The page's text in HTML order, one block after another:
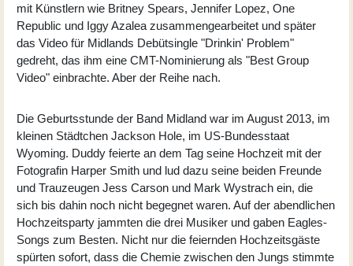
mit Künstlern wie Britney Spears, Jennifer Lopez, One
Republic und Iggy Azalea zusammengearbeitet und später
das Video für Midlands Debütsingle "Drinkin' Problem"
gedreht, das ihm eine CMT-Nominierung als "Best Group
Video" einbrachte. Aber der Reihe nach.
Die Geburtsstunde der Band Midland war im August 2013, im
kleinen Städtchen Jackson Hole, im US-Bundesstaat
Wyoming. Duddy feierte an dem Tag seine Hochzeit mit der
Fotografin Harper Smith und lud dazu seine beiden Freunde
und Trauzeugen Jess Carson und Mark Wystrach ein, die
sich bis dahin noch nicht begegnet waren. Auf der abendlichen
Hochzeitsparty jammten die drei Musiker und gaben Eagles-
Songs zum Besten. Nicht nur die feiernden Hochzeitsgäste
spürten sofort, dass die Chemie zwischen den Jungs stimmte